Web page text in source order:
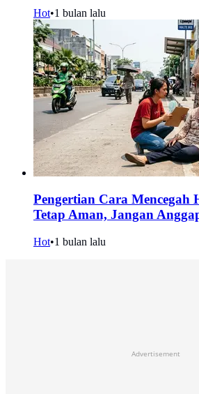
Hot•1 bulan lalu
Pengertian Cara Mencegah
Tetap Aman, Jangan
Hot•1 bulan lalu
Advertisement